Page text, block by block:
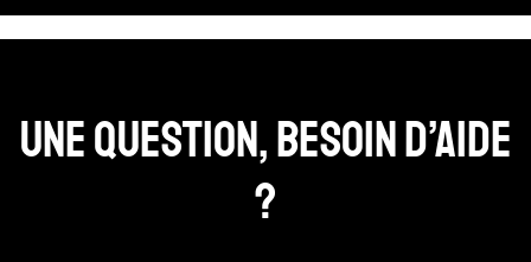
Une question, Besoin d’aide
?